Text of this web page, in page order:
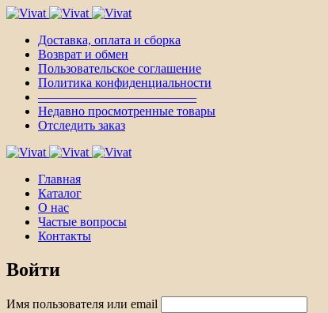
Доставка, оплата и сборка
Возврат и обмен
Пользовательское соглашение
Политика конфиденциальности
————————————–
Недавно просмотренные товары
Отследить заказ
Главная
Каталог
О нас
Частые вопросы
Контакты
Войти
Имя пользователя или email